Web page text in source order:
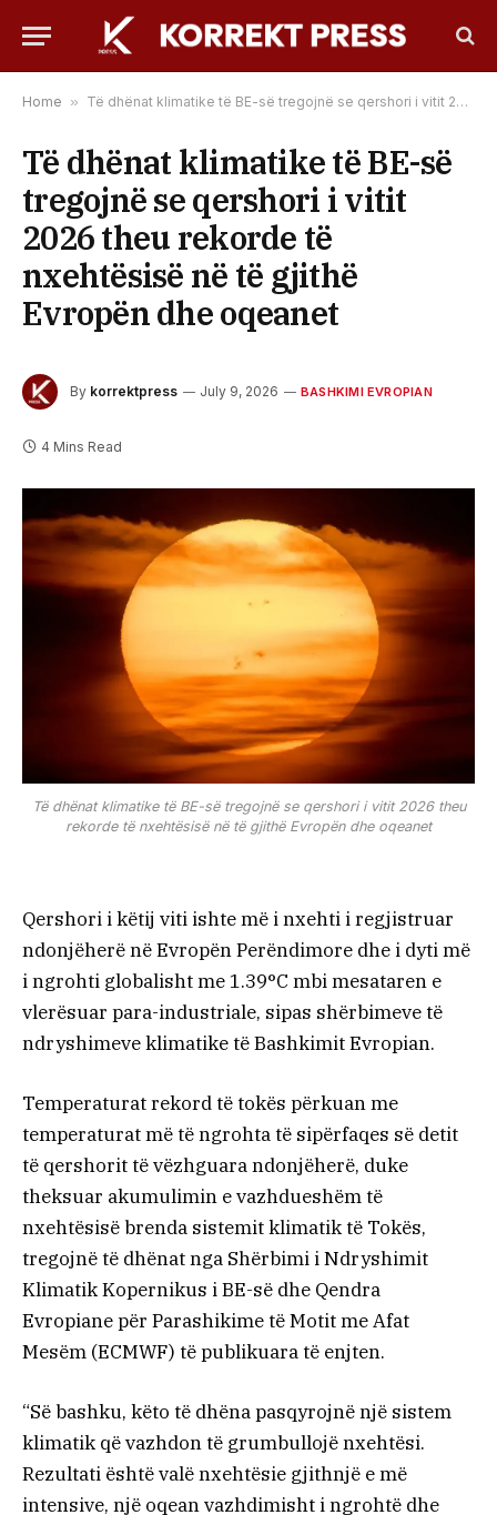
Home » Të dhënat klimatike të BE-së tregojnë se qershori i vitit 2026 theu rekorde të nxehtësisë në të gjithë Evropën dhe oqeanet
Të dhënat klimatike të BE-së
tregojnë se qershori i vitit
2026 theu rekorde të
nxehtësisë në të gjithë
Evropën dhe oqeanet
By korrektpress July 9, 2026 BASHKIMI EVROPIAN
4 Mins Read
Të dhënat klimatike të BE-së tregojnë se qershori i vitit 2026 theu
rekorde të nxehtësisë në të gjithë Evropën dhe oqeanet
Qershori i këtij viti ishte më i nxehti i regjistruar
ndonjëherë në Evropën Perëndimore dhe i dyti më
i ngrohti globalisht me 1.39°C mbi mesataren e
vlerësuar para-industriale, sipas shërbimeve të
ndryshimeve klimatike të Bashkimit Evropian.
Temperaturat rekord të tokës përkuan me
temperaturat më të ngrohta të sipërfaqes së detit
të qershorit të vëzhguara ndonjëherë, duke
theksuar akumulimin e vazhdueshëm të
nxehtësisë brenda sistemit klimatik të Tokës,
tregojnë të dhënat nga Shërbimi i Ndryshimit
Klimatik Kopernikus i BE-së dhe Qendra
Evropiane për Parashikime të Motit me Afat
Mesëm (ECMWF) të publikuara të enjten.
“Së bashku, këto të dhëna pasqyrojnë një sistem
klimatik që vazhdon të grumbullojë nxehtësi.
Rezultati është valë nxehtësie gjithnjë e më
intensive, një oqean vazhdimisht i ngrohtë dhe